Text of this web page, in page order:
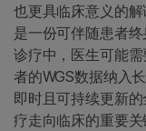
也更具临床意义的
是一份可伴随患者
诊疗中，医生可能
者的WGS数据纳入
即时且可持续更新
疗走向临床的重要关